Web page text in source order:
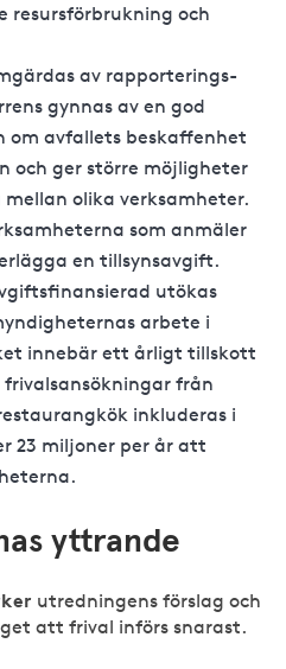
resursförbrukning och
av rapporterings-
gynnas av en god
avfallets beskaffenhet
och ger större möjligheter
olika verksamheter.
som anmäler
en tillsynsavgift.
utökas
arbete i
innebär ett årligt tillskott
frivalsansökningar från
inkluderas i
23 miljoner per år att
yttrande
utredningens förslag och
att frival införs snarast.